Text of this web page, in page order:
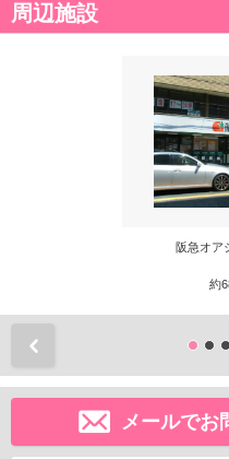
周辺施設
阪急オ
約
メールでお